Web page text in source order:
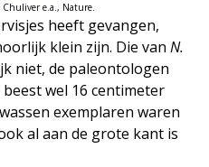
Chuliver e.a., Nature.
heeft gevangen,
klein zijn. Die van N.
niet, de paleontologen
wel 16 centimeter
exemplaren waren
al aan de grote kant is